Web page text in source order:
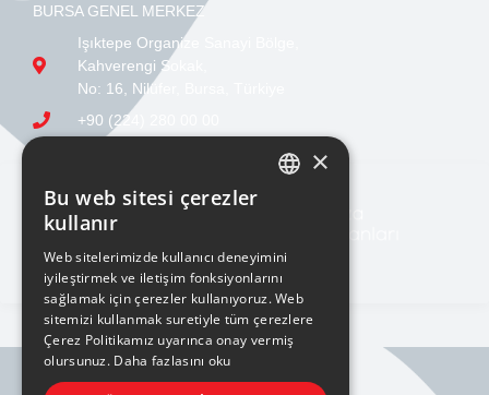
BURSA GENEL MERKEZ
Işıktepe Organize Sanayi Bölge,
Kahverengi Sokak,
No: 16, Nilüfer, Bursa, Türkiye
+90 (224) 280 00 00
×
Bu web sitesi çerezler
kullanır
Web sitelerimizde kullanıcı deneyimini
iyileştirmek ve iletişim fonksiyonlarını
sağlamak için çerezler kullanıyoruz. Web
sitemizi kullanmak suretiyle tüm çerezlere
Çerez Politikamız uyarınca onay vermiş
olursunuz. Daha fazlasını oku